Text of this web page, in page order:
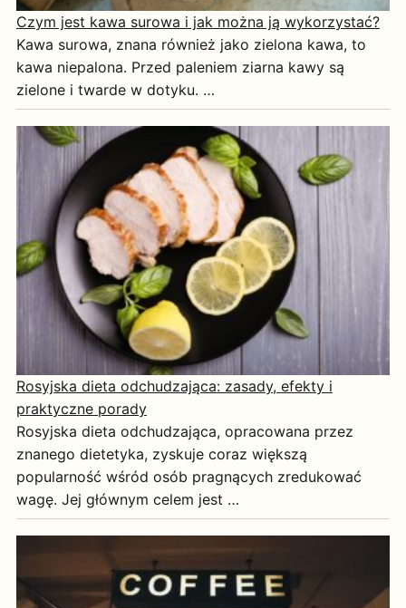
Czym jest kawa surowa i jak można ją wykorzystać?
Kawa surowa, znana również jako zielona kawa, to
kawa niepalona. Przed paleniem ziarna kawy są
zielone i twarde w dotyku. …
Rosyjska dieta odchudzająca: zasady, efekty i
praktyczne porady
Rosyjska dieta odchudzająca, opracowana przez
znanego dietetyka, zyskuje coraz większą
popularność wśród osób pragnących zredukować
wagę. Jej głównym celem jest …